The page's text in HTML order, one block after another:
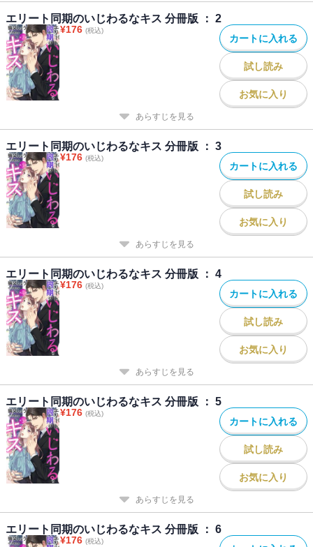
エリート同期のいじわるなキス 分冊版 ： 2
¥176 (税込)
カートに入れる
試し読み
お気に入り
あらすじを見る
エリート同期のいじわるなキス 分冊版 ： 3
¥176 (税込)
カートに入れる
試し読み
お気に入り
あらすじを見る
エリート同期のいじわるなキス 分冊版 ： 4
¥176 (税込)
カートに入れる
試し読み
お気に入り
あらすじを見る
エリート同期のいじわるなキス 分冊版 ： 5
¥176 (税込)
カートに入れる
試し読み
お気に入り
あらすじを見る
エリート同期のいじわるなキス 分冊版 ： 6
¥176 (税込)